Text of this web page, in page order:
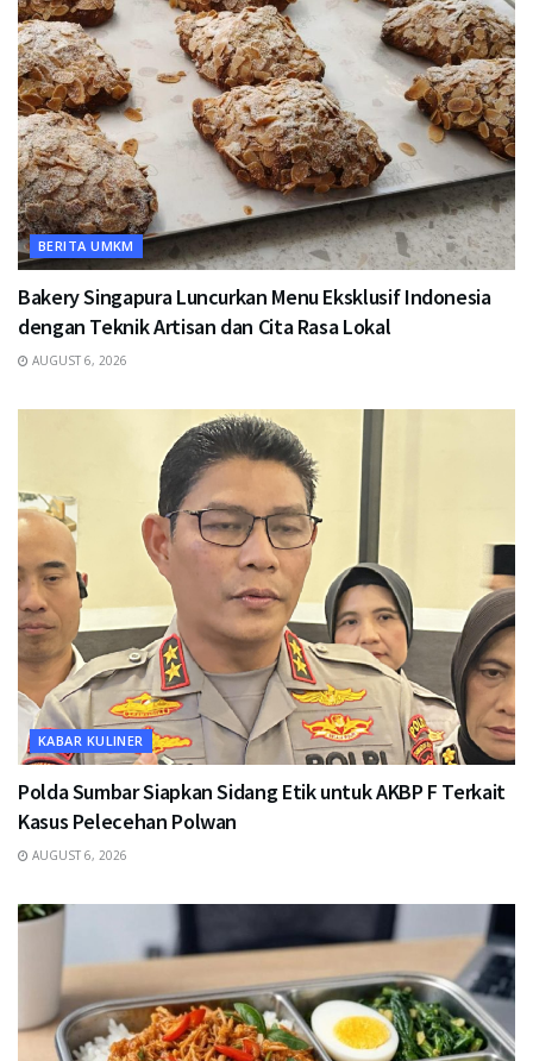
BERITA UMKM
Bakery Singapura Luncurkan Menu Eksklusif Indonesia
dengan Teknik Artisan dan Cita Rasa Lokal
AUGUST 6, 2026
KABAR KULINER
Polda Sumbar Siapkan Sidang Etik untuk AKBP F Terkait
Kasus Pelecehan Polwan
AUGUST 6, 2026